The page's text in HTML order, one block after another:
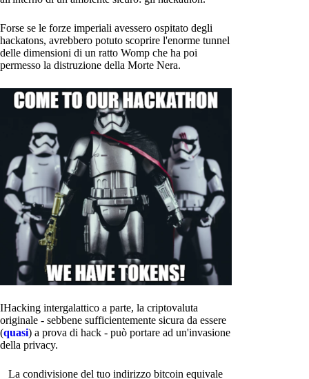
Forse se le forze imperiali avessero ospitato degli
hackatons, avrebbero potuto scoprire l'enorme tunnel
delle dimensioni di un ratto Womp che ha poi
permesso la distruzione della Morte Nera.
IHacking intergalattico a parte, la criptovaluta
originale - sebbene sufficientemente sicura da essere
(quasi) a prova di hack - può portare ad un'invasione
della privacy.
La condivisione del tuo indirizzo bitcoin equivale